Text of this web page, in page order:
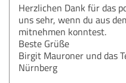
Herzlichen Dank für das
uns sehr, wenn du aus
mitnehmen konntest.
Beste Grüße
Birgit Mauroner und das
Nürnberg